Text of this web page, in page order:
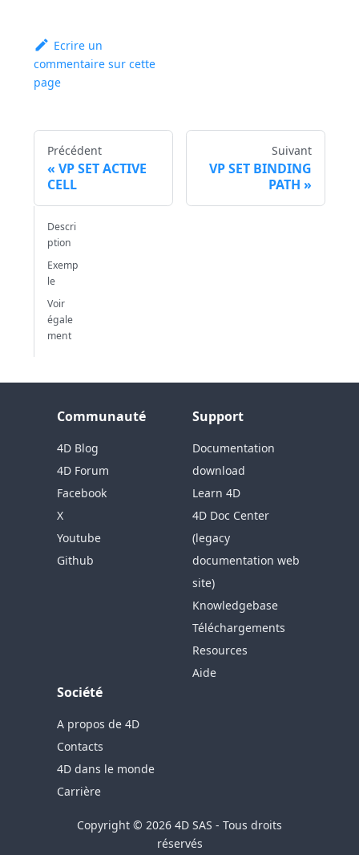
Ecrire un
commentaire sur cette
page
Précédent
VP SET ACTIVE
CELL
Suivant
VP SET BINDING
PATH
Descri
ption
Exemp
le
Voir
égale
ment
Communauté
4D Blog
4D Forum
Facebook
X
Youtube
Github
Support
Documentation
download
Learn 4D
4D Doc Center
(legacy
documentation web
site)
Knowledgebase
Téléchargements
Resources
Aide
Société
A propos de 4D
Contacts
4D dans le monde
Carrière
Copyright © 2026 4D SAS - Tous droits
réservés